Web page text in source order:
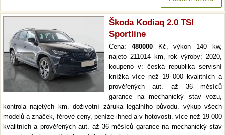
Škoda Kodiaq 2.0 TSI
Sportline
Cena: 480000Kč, výkon 140 kw,
najeto 211014 km, rok výroby: 2020,
koupeno v: česká republika servisní
knížka více než 19 000 kvalitních a
prověřených aut. až 36 měsíců
garance na mechanický stav vozu,
kontrola najetých km. doživotní záruka legálního původu. výkup všech
modelů a značek, férové ceny, peníze ihned a v hotovosti. více než 19 000
kvalitních a prověřených aut. až 36 měsíců garance na mechanický stav